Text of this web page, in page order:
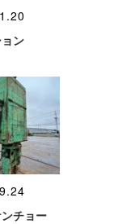
ン
チョー